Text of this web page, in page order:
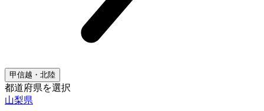
甲信越・北陸
都道府県を選択
山梨県